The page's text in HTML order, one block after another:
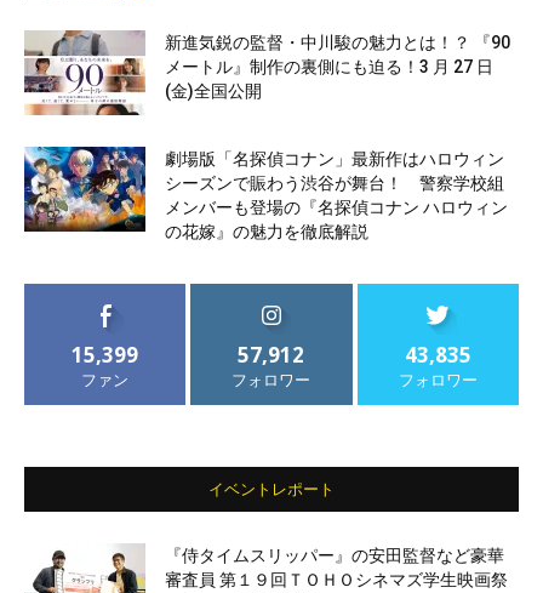
新進気鋭の監督・中川駿の魅力とは！？ 『90
メートル』制作の裏側にも迫る！3 月 27 日
(金)全国公開
劇場版「名探偵コナン」最新作はハロウィン
シーズンで賑わう渋谷が舞台！ 警察学校組
メンバーも登場の『名探偵コナン ハロウィン
の花嫁』の魅力を徹底解説
15,399
ファン
57,912
フォロワー
43,835
フォロワー
イベントレポート
『侍タイムスリッパー』の安田監督など豪華
審査員 第１９回ＴＯＨＯシネマズ学生映画祭